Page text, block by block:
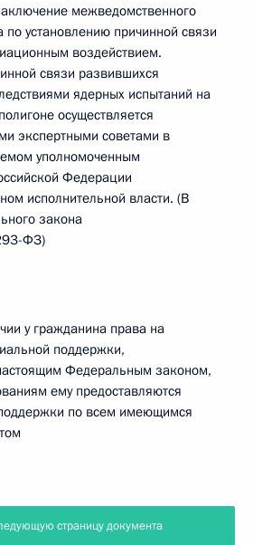
межведомственного
по установлению причинной связи
воздействием.
связи развившихся
ядерных испытаний на
осуществляется
экспертными советами в
уполномоченным
Федерации
исполнительной власти. (В
закона
ФЗ)
у гражданина права на
поддержки,
Федеральным законом,
ему предоставляются
по всем имеющимся
страницу документа